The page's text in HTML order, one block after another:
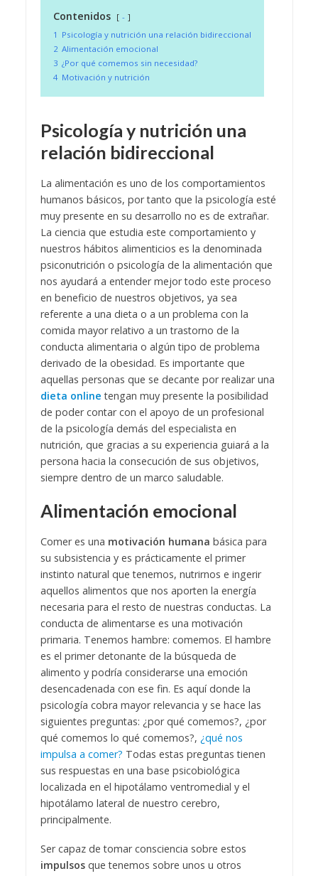
Contenidos
-
1 Psicología y nutrición una relación bidireccional
2 Alimentación emocional
3 ¿Por qué comemos sin necesidad?
4 Motivación y nutrición
Psicología y nutrición una
relación bidireccional
La alimentación es uno de los comportamientos
humanos básicos, por tanto que la psicología esté
muy presente en su desarrollo no es de extrañar.
La ciencia que estudia este comportamiento y
nuestros hábitos alimenticios es la denominada
psiconutrición o psicología de la alimentación que
nos ayudará a entender mejor todo este proceso
en beneficio de nuestros objetivos, ya sea
referente a una dieta o a un problema con la
comida mayor relativo a un trastorno de la
conducta alimentaria o algún tipo de problema
derivado de la obesidad. Es importante que
aquellas personas que se decante por realizar una
dieta online tengan muy presente la posibilidad
de poder contar con el apoyo de un profesional
de la psicología demás del especialista en
nutrición, que gracias a su experiencia guiará a la
persona hacia la consecución de sus objetivos,
siempre dentro de un marco saludable.
Alimentación emocional
Comer es una motivación humana básica para
su subsistencia y es prácticamente el primer
instinto natural que tenemos, nutrirnos e ingerir
aquellos alimentos que nos aporten la energía
necesaria para el resto de nuestras conductas. La
conducta de alimentarse es una motivación
primaria. Tenemos hambre: comemos. El hambre
es el primer detonante de la búsqueda de
alimento y podría considerarse una emoción
desencadenada con ese fin. Es aquí donde la
psicología cobra mayor relevancia y se hace las
siguientes preguntas: ¿por qué comemos?, ¿por
qué comemos lo qué comemos?, ¿qué nos
impulsa a comer? Todas estas preguntas tienen
sus respuestas en una base psicobiológica
localizada en el hipotálamo ventromedial y el
hipotálamo lateral de nuestro cerebro,
principalmente.
Ser capaz de tomar consciencia sobre estos
impulsosque tenemos sobre unos u otros